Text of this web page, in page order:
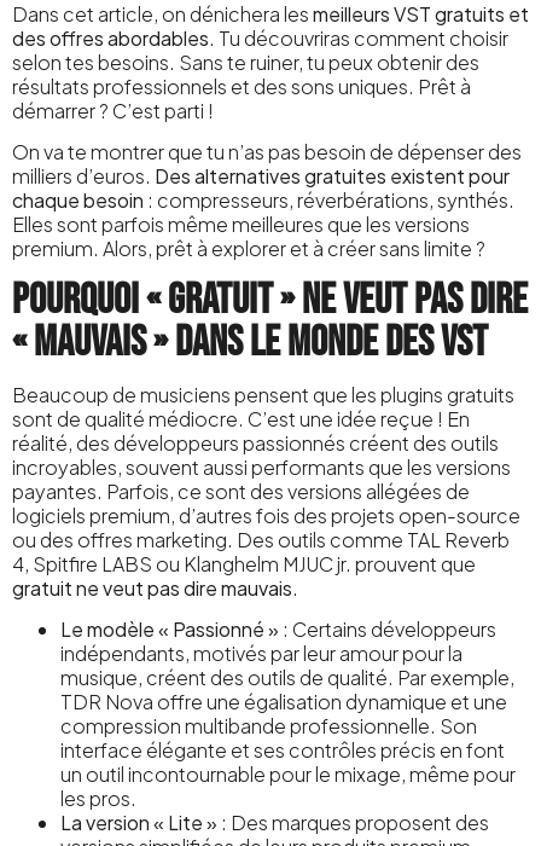
Dans cet article, on dénichera lesmeilleurs VST gratuits et
des offres abordables. Tu découvriras comment choisir
selon tes besoins. Sans te ruiner, tu peux obtenir des
résultats professionnels et des sons uniques. Prêt à
démarrer ? C’est parti !
On va te montrer que tu n’as pas besoin de dépenser des
milliers d’euros. Des alternatives gratuites existent pour
chaque besoin : compresseurs, réverbérations, synthés.
Elles sont parfois même meilleures que les versions
premium. Alors, prêt à explorer et à créer sans limite ?
Pourquoi « gratuit » ne veut pas dire
« mauvais » dans le monde des VST
Beaucoup de musiciens pensent que les plugins gratuits
sont de qualité médiocre. C’est une idée reçue ! En
réalité, des développeurs passionnés créent des outils
incroyables, souvent aussi performants que les versions
payantes. Parfois, ce sont des versions allégées de
logiciels premium, d’autres fois des projets open-source
ou des offres marketing. Des outils comme TAL Reverb
4, Spitfire LABS ou Klanghelm MJUC jr. prouvent que
gratuit ne veut pas dire mauvais.
Le modèle « Passionné » : Certains développeurs
indépendants, motivés par leur amour pour la
musique, créent des outils de qualité. Par exemple,
TDR Nova offre une égalisation dynamique et une
compression multibande professionnelle. Son
interface élégante et ses contrôles précis en font
un outil incontournable pour le mixage, même pour
les pros.
La version « Lite » : Des marques proposent des